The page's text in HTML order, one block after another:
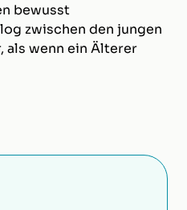
bewusst
zwischen den jungen
als wenn ein Älterer